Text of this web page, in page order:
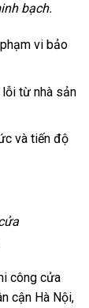
bạch.
vi bảo
từ nhà sản
và tiến độ
công cửa
cận Hà Nội,